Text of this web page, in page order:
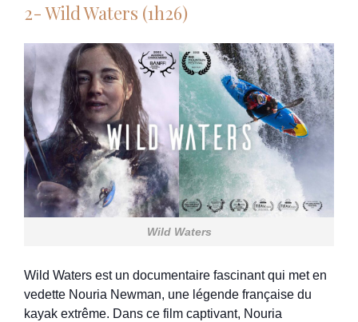
2- Wild Waters (1h26)
Wild Waters
Wild Waters est un documentaire fascinant qui met en
vedette Nouria Newman, une légende française du
kayak extrême. Dans ce film captivant, Nouria